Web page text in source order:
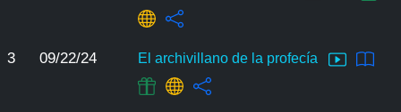
3 09/22/24 El archivillano de la profecía